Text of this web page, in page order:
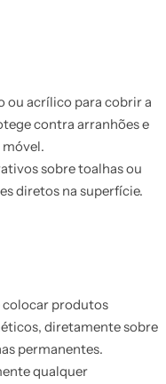
ou acrílico para cobrir a
contra arranhões e
móvel.
sobre toalhas ou
diretos na superfície.
produtos
diretamente sobre
permanentes.
qualquer